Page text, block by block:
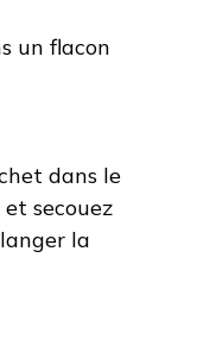
un flacon
dans le
secouez
la